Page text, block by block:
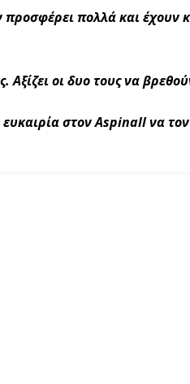
πολλά και έχουν
Αξίζει οι δυο τους να
στον Aspinall να τον